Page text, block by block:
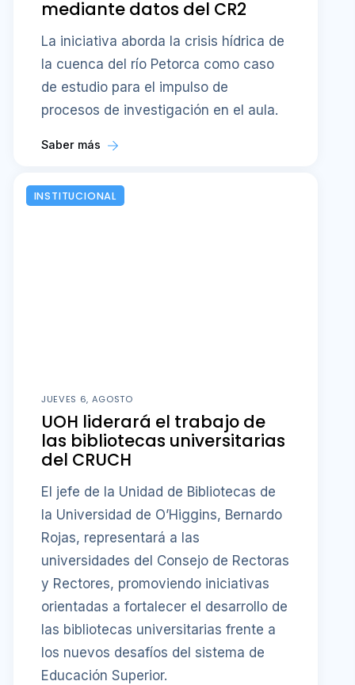
mediante datos del CR2
La iniciativa aborda la crisis hídrica de
la cuenca del río Petorca como caso
de estudio para el impulso de
procesos de investigación en el aula.
Saber más
INSTITUCIONAL
JUEVES 6, AGOSTO
UOH liderará el trabajo de
las bibliotecas universitarias
del CRUCH
El jefe de la Unidad de Bibliotecas de
la Universidad de O’Higgins, Bernardo
Rojas, representará a las
universidades del Consejo de Rectoras
y Rectores, promoviendo iniciativas
orientadas a fortalecer el desarrollo de
las bibliotecas universitarias frente a
los nuevos desafíos del sistema de
Educación Superior.